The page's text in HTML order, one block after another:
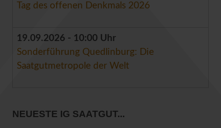
Tag des offenen Denkmals 2026
19.09.2026 - 10:00 Uhr
Sonderführung Quedlinburg: Die
Saatgutmetropole der Welt
NEUESTE IG SAATGUT...